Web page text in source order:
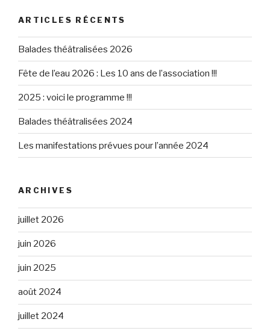
ARTICLES RÉCENTS
Balades théâtralisées 2026
Fête de l’eau 2026 : Les 10 ans de l’association !!!
2025 : voici le programme !!!
Balades théâtralisées 2024
Les manifestations prévues pour l’année 2024
ARCHIVES
juillet 2026
juin 2026
juin 2025
août 2024
juillet 2024